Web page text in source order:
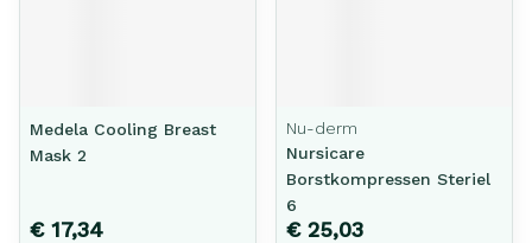
Medela Cooling Breast
Mask 2
€ 17,34
Nu-derm
Nursicare
Borstkompressen Steriel
6
€ 25,03